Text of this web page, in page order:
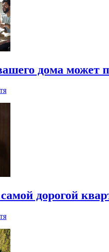
дома может
дорогой